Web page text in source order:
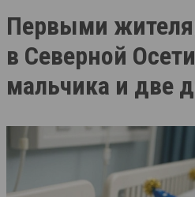
Первыми
в Северной
мальчика и две